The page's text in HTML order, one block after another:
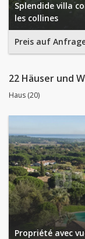
Splendide villa
les collines
Preis auf
22 Häuser und
Haus (20)
Propriété avec